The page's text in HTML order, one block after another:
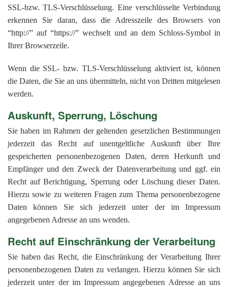
SSL-bzw. TLS-Verschlüsselung. Eine verschlüsselte Verbindung
erkennen Sie daran, dass die Adresszeile des Browsers von
“http://” auf “https://” wechselt und an dem Schloss-Symbol in
Ihrer Browserzeile.
Wenn die SSL- bzw. TLS-Verschlüsselung aktiviert ist, können
die Daten, die Sie an uns übermitteln, nicht von Dritten mitgelesen
werden.
Auskunft, Sperrung, Löschung
Sie haben im Rahmen der geltenden gesetzlichen Bestimmungen
jederzeit das Recht auf unentgeltliche Auskunft über Ihre
gespeicherten personenbezogenen Daten, deren Herkunft und
Empfänger und den Zweck der Datenverarbeitung und ggf. ein
Recht auf Berichtigung, Sperrung oder Löschung dieser Daten.
Hierzu sowie zu weiteren Fragen zum Thema personenbezogene
Daten können Sie sich jederzeit unter der im Impressum
angegebenen Adresse an uns wenden.
Recht auf Einschränkung der Verarbeitung
Sie haben das Recht, die Einschränkung der Verarbeitung Ihrer
personenbezogenen Daten zu verlangen. Hierzu können Sie sich
jederzeit unter der im Impressum angegebenen Adresse an uns